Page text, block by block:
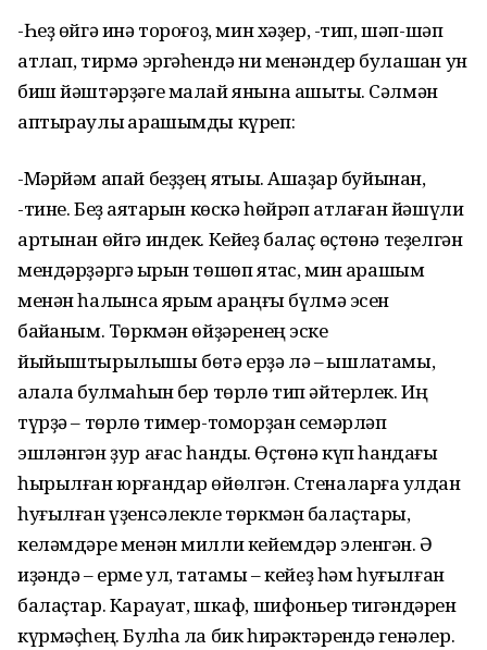
-Һеҙ өйгә инә тороғоҙ, мин хәҙер, -тип, шәп-шәп
атлап, тирмә эргәһендә ни менәндер булашҡан ун
биш йәштәрҙәге малай янына ашыҡты. Сәлмән
аптыраулы ҡарашымды күреп:
-Мәрйәм апай беҙҙең яҡтыҡы. Ашҡаҙар буйынан,
-тине. Беҙ аяҡтарын көскә һөйрәп атлаған йәшүли
артынан өйгә индек. Кейеҙ балаҫ өҫтөнә теҙелгән
мендәрҙәргә ҡырын төшөп ятҡас, мин ҡарашым
менән һалҡынса ярым ҡараңғы бүлмә эсен
байҡаным. Төркмән өйҙәренең эске
йыйыштырылышы бөтә ерҙә лә – ҡышлаҡтамы,
ҡалала булмаһын бер төрлө тип әйтерлек. Иң
түрҙә – төрлө тимер-томорҙан семәрләп
эшләнгән ҙур ағас һандыҡ. Өҫтөнә күп һандағы
һырылған юрғандар өйөлгән. Стеналарға ҡулдан
һуғылған үҙенсәлекле төркмән балаҫтары,
келәмдәре менән милли кейемдәр эленгән. Ә
иҙәндә – ерме ул, таҡтамы – кейеҙ һәм һуғылған
балаҫтар. Карауат, шкаф, шифоньер тигәндәрен
күрмәҫһең. Булһа ла бик һирәктәрендә генәлер.